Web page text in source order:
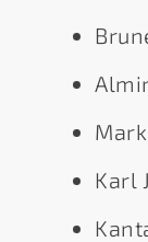
Karl